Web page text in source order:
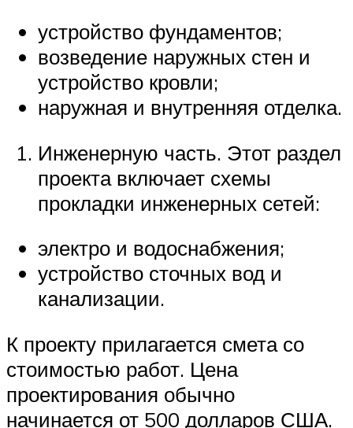
устройство фундаментов;
возведение наружных стен и
устройство кровли;
наружная и внутренняя отделка.
Инженерную часть. Этот раздел
проекта включает схемы
прокладки инженерных сетей:
электро и водоснабжения;
устройство сточных вод и
канализации.
К проекту прилагается смета со
стоимостью работ. Цена
проектирования обычно
начинается от 500 долларов США.